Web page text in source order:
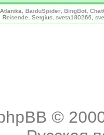
, Atlanika, BaiduSpider BingBot
, Reisende, Sergius, sveta180266,
©